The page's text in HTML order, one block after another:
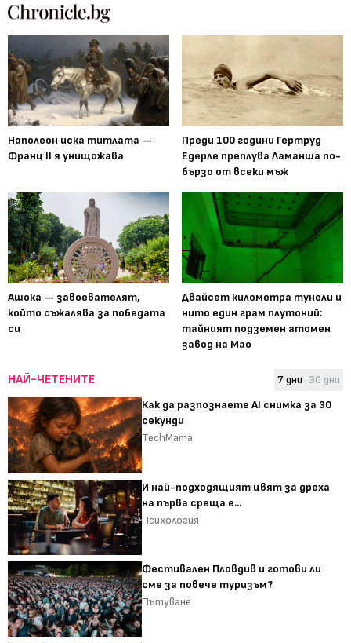
Наполеон иска титлата —
Франц II я унищожава
Преди 100 години Гертруд
Едерле преплува Ламанша по-
бързо от всеки мъж
Ашока — завоевателят,
който съжалява за победата
си
Двайсет километра тунели и
нито един грам плутоний:
тайният подземен атомен
завод на Мао
НАЙ-ЧЕТЕНИТЕ 7 дни 30 дни
Как да разпознаете AI снимка за 30
секунди
TechMama
И най-подходящият цвят за дреха
на първа среща е...
Психология
Фестивален Пловдив и готови ли
сме за повече туризъм?
Пътуване